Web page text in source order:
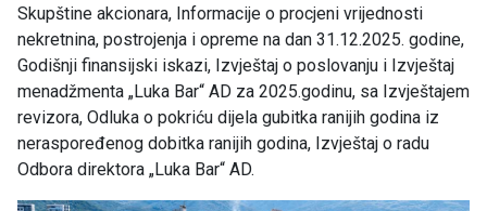
Skupštine akcionara, Informacije o procjeni vrijednosti
nekretnina, postrojenja i opreme na dan 31.12.2025. godine,
Godišnji finansijski iskazi, Izvještaj o poslovanju i Izvještaj
menadžmenta „Luka Bar“ AD za 2025.godinu, sa Izvještajem
revizora, Odluka o pokriću dijela gubitka ranijih godina iz
neraspoređenog dobitka ranijih godina, Izvještaj o radu
Odbora direktora „Luka Bar“ AD.